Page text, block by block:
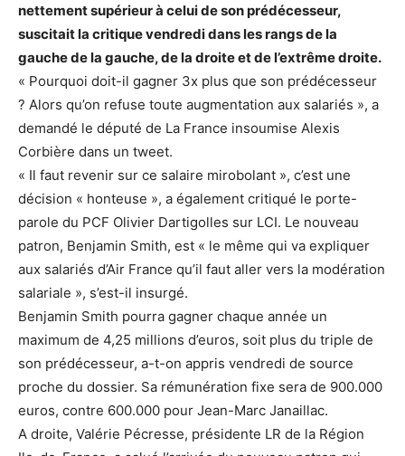
nettement supérieur à celui de son prédécesseur,
suscitait la critique vendredi dans les rangs de la
gauche de la gauche, de la droite et de l’extrême droite.
« Pourquoi doit-il gagner 3x plus que son prédécesseur
? Alors qu’on refuse toute augmentation aux salariés », a
demandé le député de La France insoumise Alexis
Corbière dans un tweet.
« Il faut revenir sur ce salaire mirobolant », c’est une
décision « honteuse », a également critiqué le porte-
parole du PCF Olivier Dartigolles sur LCI. Le nouveau
patron, Benjamin Smith, est « le même qui va expliquer
aux salariés d’Air France qu’il faut aller vers la modération
salariale », s’est-il insurgé.
Benjamin Smith pourra gagner chaque année un
maximum de 4,25 millions d’euros, soit plus du triple de
son prédécesseur, a-t-on appris vendredi de source
proche du dossier. Sa rémunération fixe sera de 900.000
euros, contre 600.000 pour Jean-Marc Janaillac.
A droite, Valérie Pécresse, présidente LR de la Région